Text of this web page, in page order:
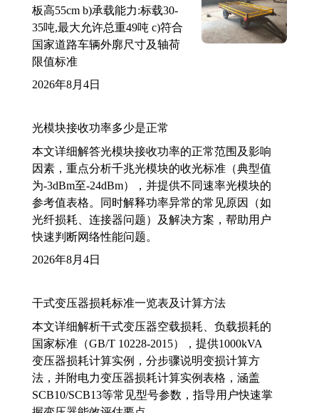
板高55cm b)承载能力:标载30-
35吨,最大允许总重49吨 c)符合
国家道路车辆外廓尺寸及轴荷
限值标准
2026年8月4日
光模块接收功率多少是正常
本文详细解答光模块接收功率的正常范围及影响
因素，重点分析千兆光模块的收光标准（典型值
为-3dBm至-24dBm），并提供不同速率光模块的
参考值表格。同时解释功率异常的常见原因（如
光纤损耗、连接器问题）及解决方案，帮助用户
快速判断网络性能问题。
2026年8月4日
干式变压器损耗标准一览表及计算方法
本文详细解析干式变压器空载损耗、负载损耗的
国家标准（GB/T 10228-2015），提供1000kVA
变压器损耗计算实例，分步骤说明变损计算方
法，并附电力变压器损耗计算实例表格，涵盖
SCB10/SCB13等常见型号参数，指导用户快速掌